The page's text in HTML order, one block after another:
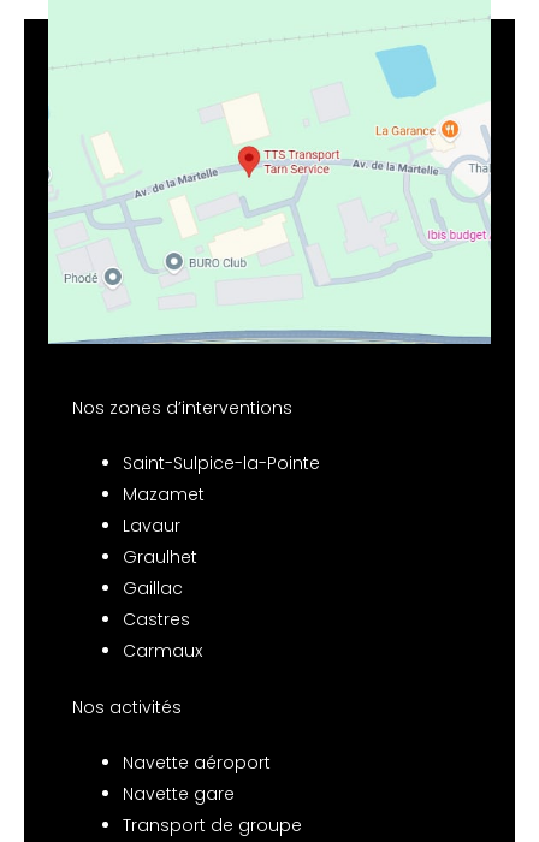
Nos zones d’interventions
Saint-Sulpice-la-Pointe
Mazamet
Lavaur
Graulhet
Gaillac
Castres
Carmaux
Nos activités
Navette aéroport
Navette gare
Transport de groupe